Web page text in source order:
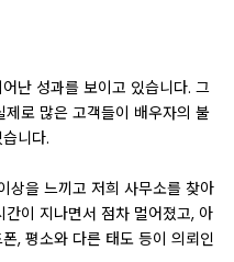
난 성과를 보이고 있습니다. 그
로 많은 고객들이 배우자의 불
니다.
상을 느끼고 저희 사무소를 찾아
이 지나면서 점차 멀어졌고, 아
, 평소와 다른 태도 등이 의뢰인